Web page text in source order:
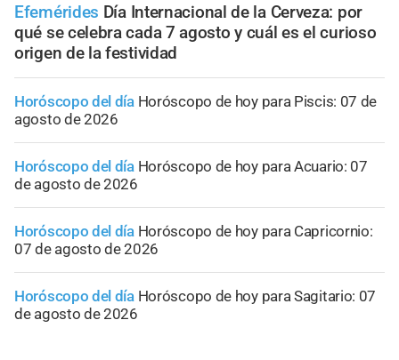
Efemérides Día Internacional de la Cerveza: por
qué se celebra cada 7 agosto y cuál es el curioso
origen de la festividad
Horóscopo del día Horóscopo de hoy para Piscis: 07 de
agosto de 2026
Horóscopo del día Horóscopo de hoy para Acuario: 07
de agosto de 2026
Horóscopo del día Horóscopo de hoy para Capricornio:
07 de agosto de 2026
Horóscopo del día Horóscopo de hoy para Sagitario: 07
de agosto de 2026